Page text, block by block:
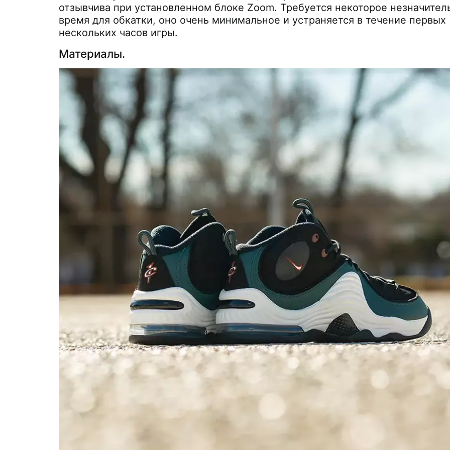
отзывчива при установленном блоке Zoom. Требуется некоторое
время для обкатки, оно очень минимальное и устраняется в течение первых
нескольких часов игры.
Материалы.